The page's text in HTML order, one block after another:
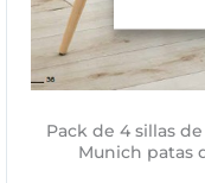
Pack de 4 sillas
Munich patas